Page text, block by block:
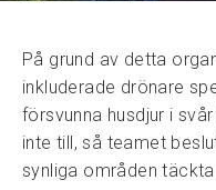
På grund av detta
inkluderade drönare
försvunna husdjur i
inte till, så teamet
synliga områden